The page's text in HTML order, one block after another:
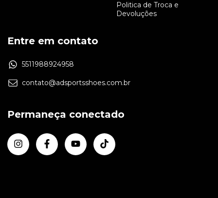
Politica de Troca e
Devoluções
Entre em contato
5511988924958
contato@adsportsshoes.com.br
Permaneça conectado